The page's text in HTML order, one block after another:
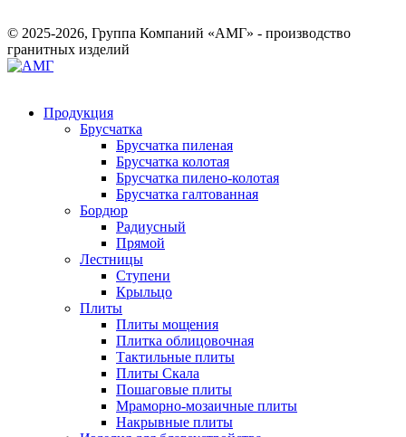
© 2025-2026, Группа Компаний «АМГ» - производство
гранитных изделий
Продукция
Брусчатка
Брусчатка пиленая
Брусчатка колотая
Брусчатка пилено-колотая
Брусчатка галтованная
Бордюр
Радиусный
Прямой
Лестницы
Ступени
Крыльцо
Плиты
Плиты мощения
Плитка облицовочная
Тактильные плиты
Плиты Скала
Пошаговые плиты
Мраморно-мозаичные плиты
Накрывные плиты